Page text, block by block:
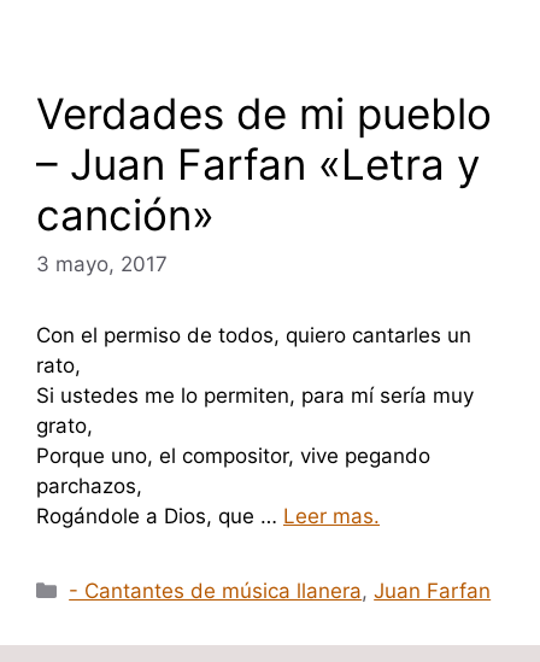
Verdades de mi pueblo
– Juan Farfan «Letra y
canción»
3 mayo, 2017
Con el permiso de todos, quiero cantarles un
rato,
Si ustedes me lo permiten, para mí sería muy
grato,
Porque uno, el compositor, vive pegando
parchazos,
Rogándole a Dios, que … Leer mas.
Categorías
- Cantantes de música llanera,Juan Farfan